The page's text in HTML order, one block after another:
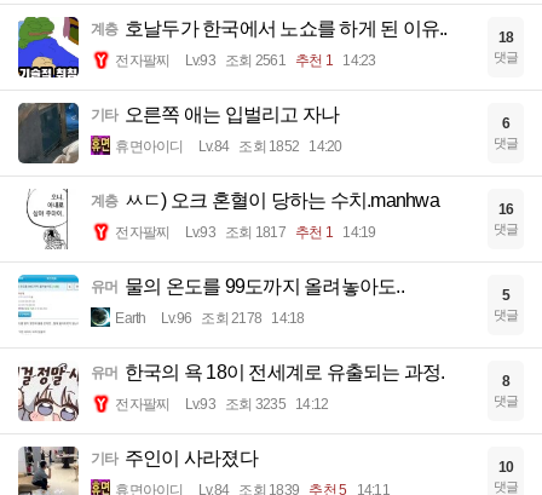
계층 호날두가 한국에서 노쇼를 하게 된 이유..
전자팔찌 Lv.93 조회 2561 추천 1 14:23
18
댓글
기타 오른쪽 애는 입벌리고 자나
휴면아이디 Lv.84 조회 1852 14:20
6
댓글
계층 ㅆㄷ) 오크 혼혈이 당하는 수치.manhwa
전자팔찌 Lv.93 조회 1817 추천 1 14:19
16
댓글
유머 물의 온도를 99도까지 올려놓아도..
Earth Lv.96 조회 2178 14:18
5
댓글
유머 한국의 욕 18이 전세계로 유출되는 과정.
전자팔찌 Lv.93 조회 3235 14:12
8
댓글
기타 주인이 사라졌다
휴면아이디 Lv.84 조회 1839 추천 5 14:11
10
댓글